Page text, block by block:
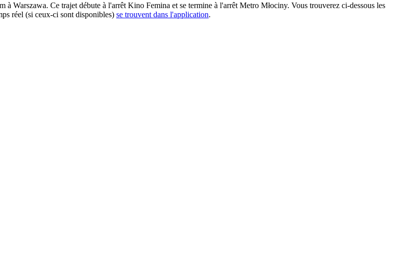
Warszawa. Ce trajet débute à l'arrêt Kino Femina et se termine à l'arrêt Metro Młociny. Vous trouverez ci-dessous les
réel (si ceux-ci sont disponibles) se trouvent dans l'application.